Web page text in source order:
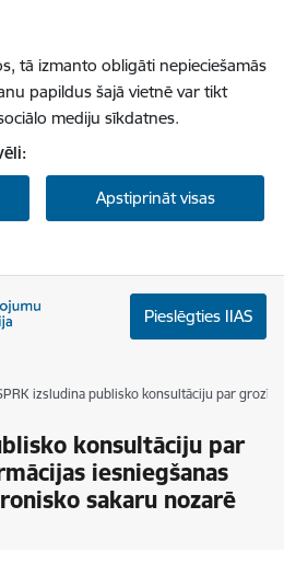
tā izmanto obligāti nepieciešamās
papildus šajā vietnē var tikt
mediju sīkdatnes.
Apstiprināt visas
Pieslēgties IIAS
izsludina publisko konsultāciju par
konsultāciju par
iesniegšanas
sakaru nozarē